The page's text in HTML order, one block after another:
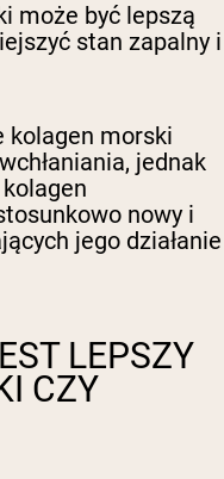
może być lepszą
stan zapalny i
kolagen morski
jednak
nowy i
jego działanie
LEPSZY
CZY